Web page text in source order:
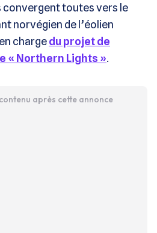
convergent toutes vers le
norvégien de l’éolien
chargedu projet de
« Northern Lights ».
après cette annonce